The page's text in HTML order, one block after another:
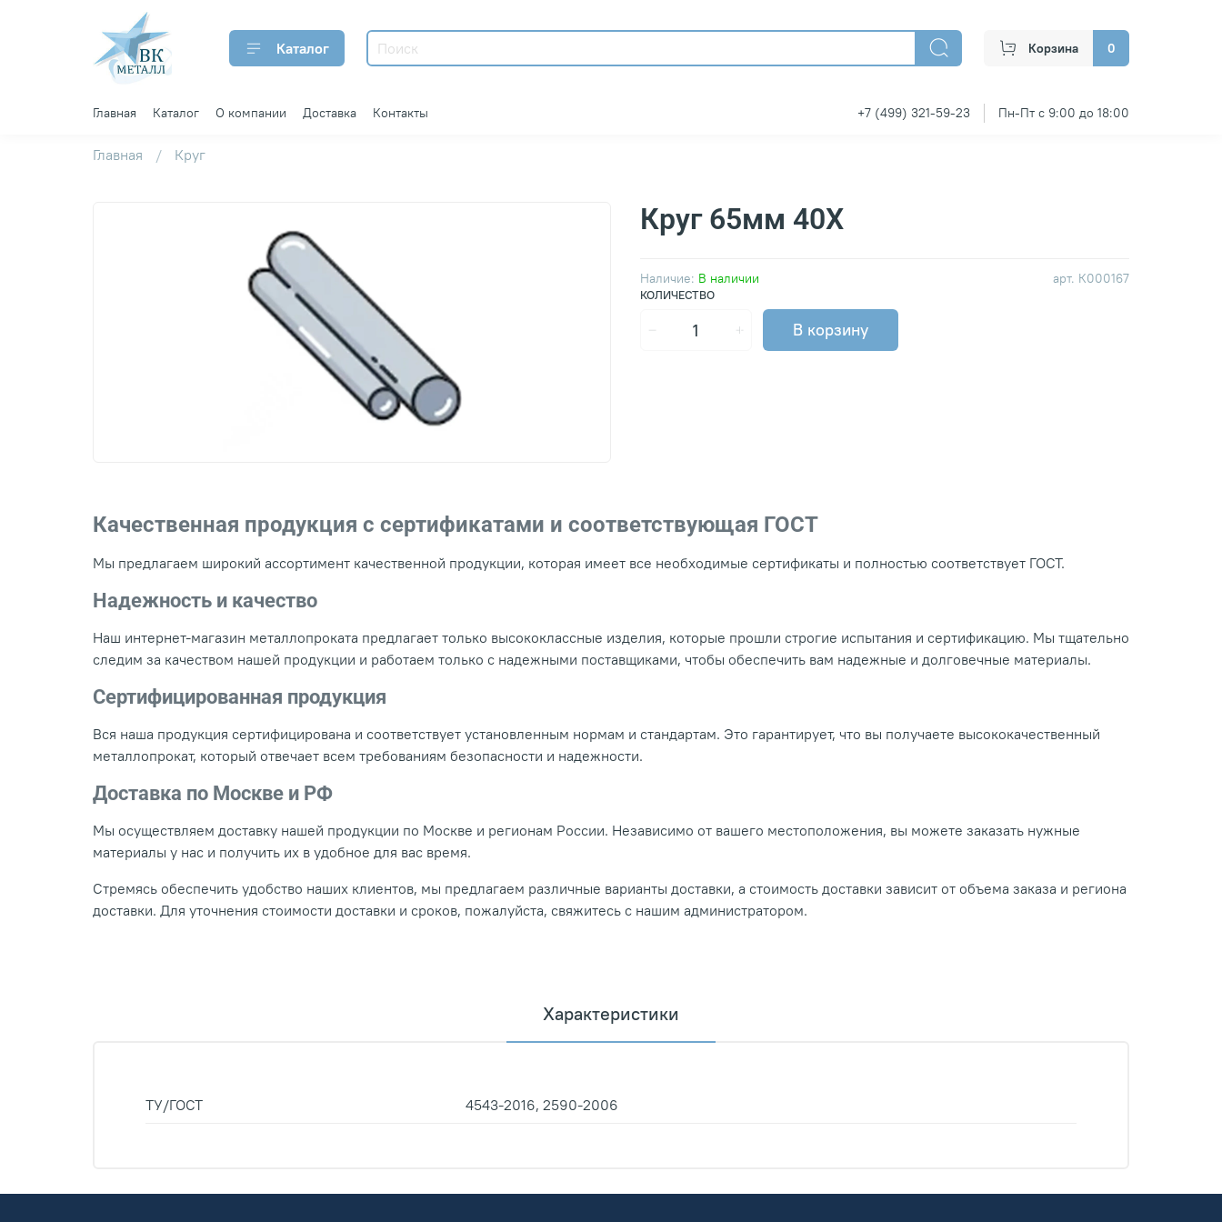
Каталог Корзина 0
Главная Каталог О компании Доставка Контакты +7 (499) 321-59-23 Пн-Пт с 9:00 до 18:00
Главная Круг
арт. К000167
Наличие: В наличии
Круг 65мм 40Х
КОЛИЧЕСТВО
В корзину
Качественная продукция с сертификатами и соответствующая ГОСТ
Мы предлагаем широкий ассортимент качественной продукции, которая имеет все необходимые сертификаты и полностью соответствует ГОСТ.
Надежность и качество
Наш интернет-магазин металлопроката предлагает только высококлассные изделия, которые прошли строгие испытания и сертификацию. Мы тщательно
следим за качеством нашей продукции и работаем только с надежными поставщиками, чтобы обеспечить вам надежные и долговечные материалы.
Сертифицированная продукция
Вся наша продукция сертифицирована и соответствует установленным нормам и стандартам. Это гарантирует, что вы получаете высококачественный
металлопрокат, который отвечает всем требованиям безопасности и надежности.
Доставка по Москве и РФ
Мы осуществляем доставку нашей продукции по Москве и регионам России. Независимо от вашего местоположения, вы можете заказать нужные
материалы у нас и получить их в удобное для вас время.
Стремясь обеспечить удобство наших клиентов, мы предлагаем различные варианты доставки, а стоимость доставки зависит от объема заказа и региона
доставки. Для уточнения стоимости доставки и сроков, пожалуйста, свяжитесь с нашим администратором.
Характеристики
ТУ/ГОСТ 4543-2016, 2590-2006